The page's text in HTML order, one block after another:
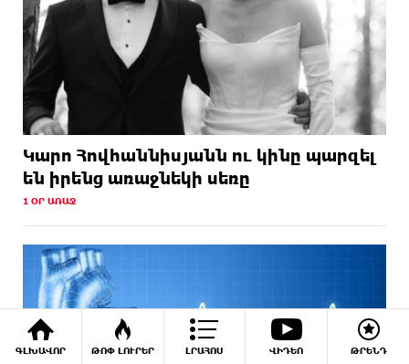
ԳԼԽԱՎՈՐ ԹՈՓ ԼՈՒՐԵՐ ԼՐԱՀՈՍ ՎԻԴԵՈ ԹՐԵՆԴ
Կարո Հովհաննիսյանն ու կինը պարզել
են իրենց առաջնեկի սեռը
1 ՕՐ ԱՌԱՋ